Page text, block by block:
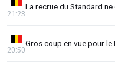
La recrue du Standard
21:23
Gros coup en vue pour le
20:50